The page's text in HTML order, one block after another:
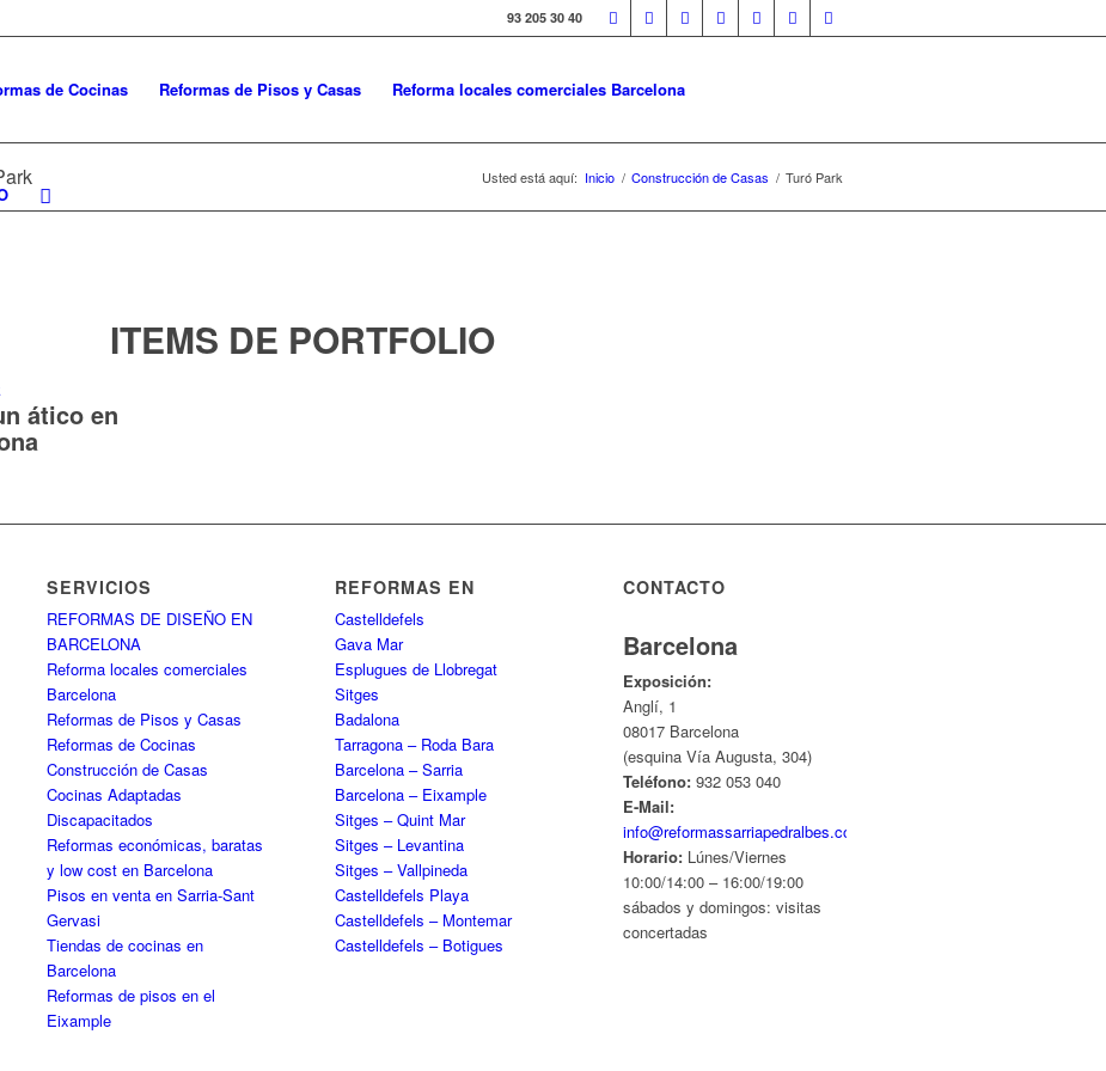
93 205 30 40
de Cocinas Reformas de Pisos y Casas Reforma locales comerciales Barcelona
Usted está aquí: Inicio / Construcción de Casas / Turó Park
ITEMS DE PORTFOLIO
ático en
SERVICIOS
REFORMAS DE DISEÑO EN
BARCELONA
Reforma locales comerciales
Barcelona
Reformas de Pisos y Casas
Reformas de Cocinas
Construcción de Casas
Cocinas Adaptadas
Discapacitados
Reformas económicas, baratas
y low cost en Barcelona
Pisos en venta en Sarria-Sant
Gervasi
Tiendas de cocinas en
Barcelona
Reformas de pisos en el
Eixample
REFORMAS EN
Castelldefels
Gava Mar
Esplugues de Llobregat
Sitges
Badalona
Tarragona – Roda Bara
Barcelona – Sarria
Barcelona – Eixample
Sitges – Quint Mar
Sitges – Levantina
Sitges – Vallpineda
Castelldefels Playa
Castelldefels – Montemar
Castelldefels – Botigues
CONTACTO
Barcelona
Exposición:
Anglí, 1
08017 Barcelona
(esquina Vía Augusta, 304)
Teléfono: 932 053 040
E-Mail:
info@reformassarriapedralbes.com
Horario: Lúnes/Viernes
10:00/14:00 – 16:00/19:00
sábados y domingos: visitas
concertadas